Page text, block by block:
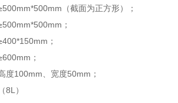
（截面为正方形）；
；
；
；
度100mm、宽度50mm；
8L）